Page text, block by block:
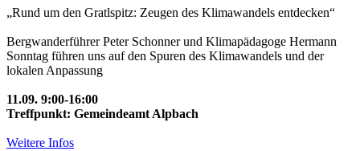
„Rund um den Gratlspitz: Zeugen des Klimawandels entdecken“
Bergwanderführer Peter Schonner und Klimapädagoge Hermann
Sonntag führen uns auf den Spuren des Klimawandels und der
lokalen Anpassung
11.09. 9:00-16:00
Treffpunkt: Gemeindeamt Alpbach
Weitere Infos